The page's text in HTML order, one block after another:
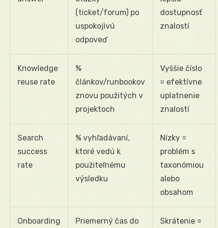
(ticket/forum) po
uspokojivú
odpoveď
dostupnosť
znalostí
Knowledge
reuse rate
%
článkov/runbookov
znovu použitých v
projektoch
Vyššie číslo
= efektívne
uplatnenie
znalostí
Search
success
rate
% vyhľadávaní,
ktoré vedú k
použiteľnému
výsledku
Nízky =
problém s
taxonómiou
alebo
obsahom
Onboarding Priemerný čas do Skrátenie =